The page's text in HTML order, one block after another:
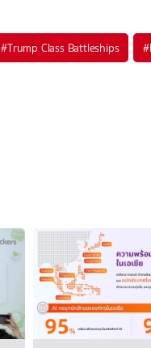
#Trump Class Battleships #